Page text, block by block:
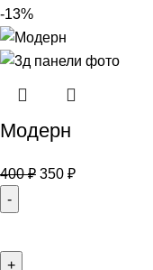
-13%
Модерн
400₽ 350 ₽